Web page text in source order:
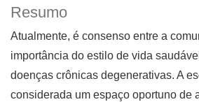
Resumo
Atualmente, é consenso entre a
importância do estilo de vida
doenças crônicas degenerativas. A
considerada um espaço oportuno de